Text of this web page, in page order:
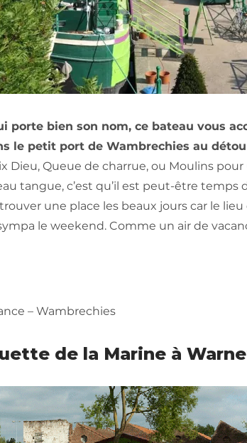
porte bien son nom, ce bateau vous
le petit port de Wambrechies au
Dieu, Queue de charrue, ou Moulins
tangue, c’est qu’il est peut-être
une place les beaux jours car le
le weekend. Comme un air de
– Wambrechies
de la Marine à